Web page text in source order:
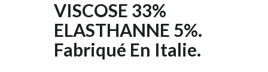
VISCOSE 33%
ELASTHANNE 5%.
Fabriqué En Italie.